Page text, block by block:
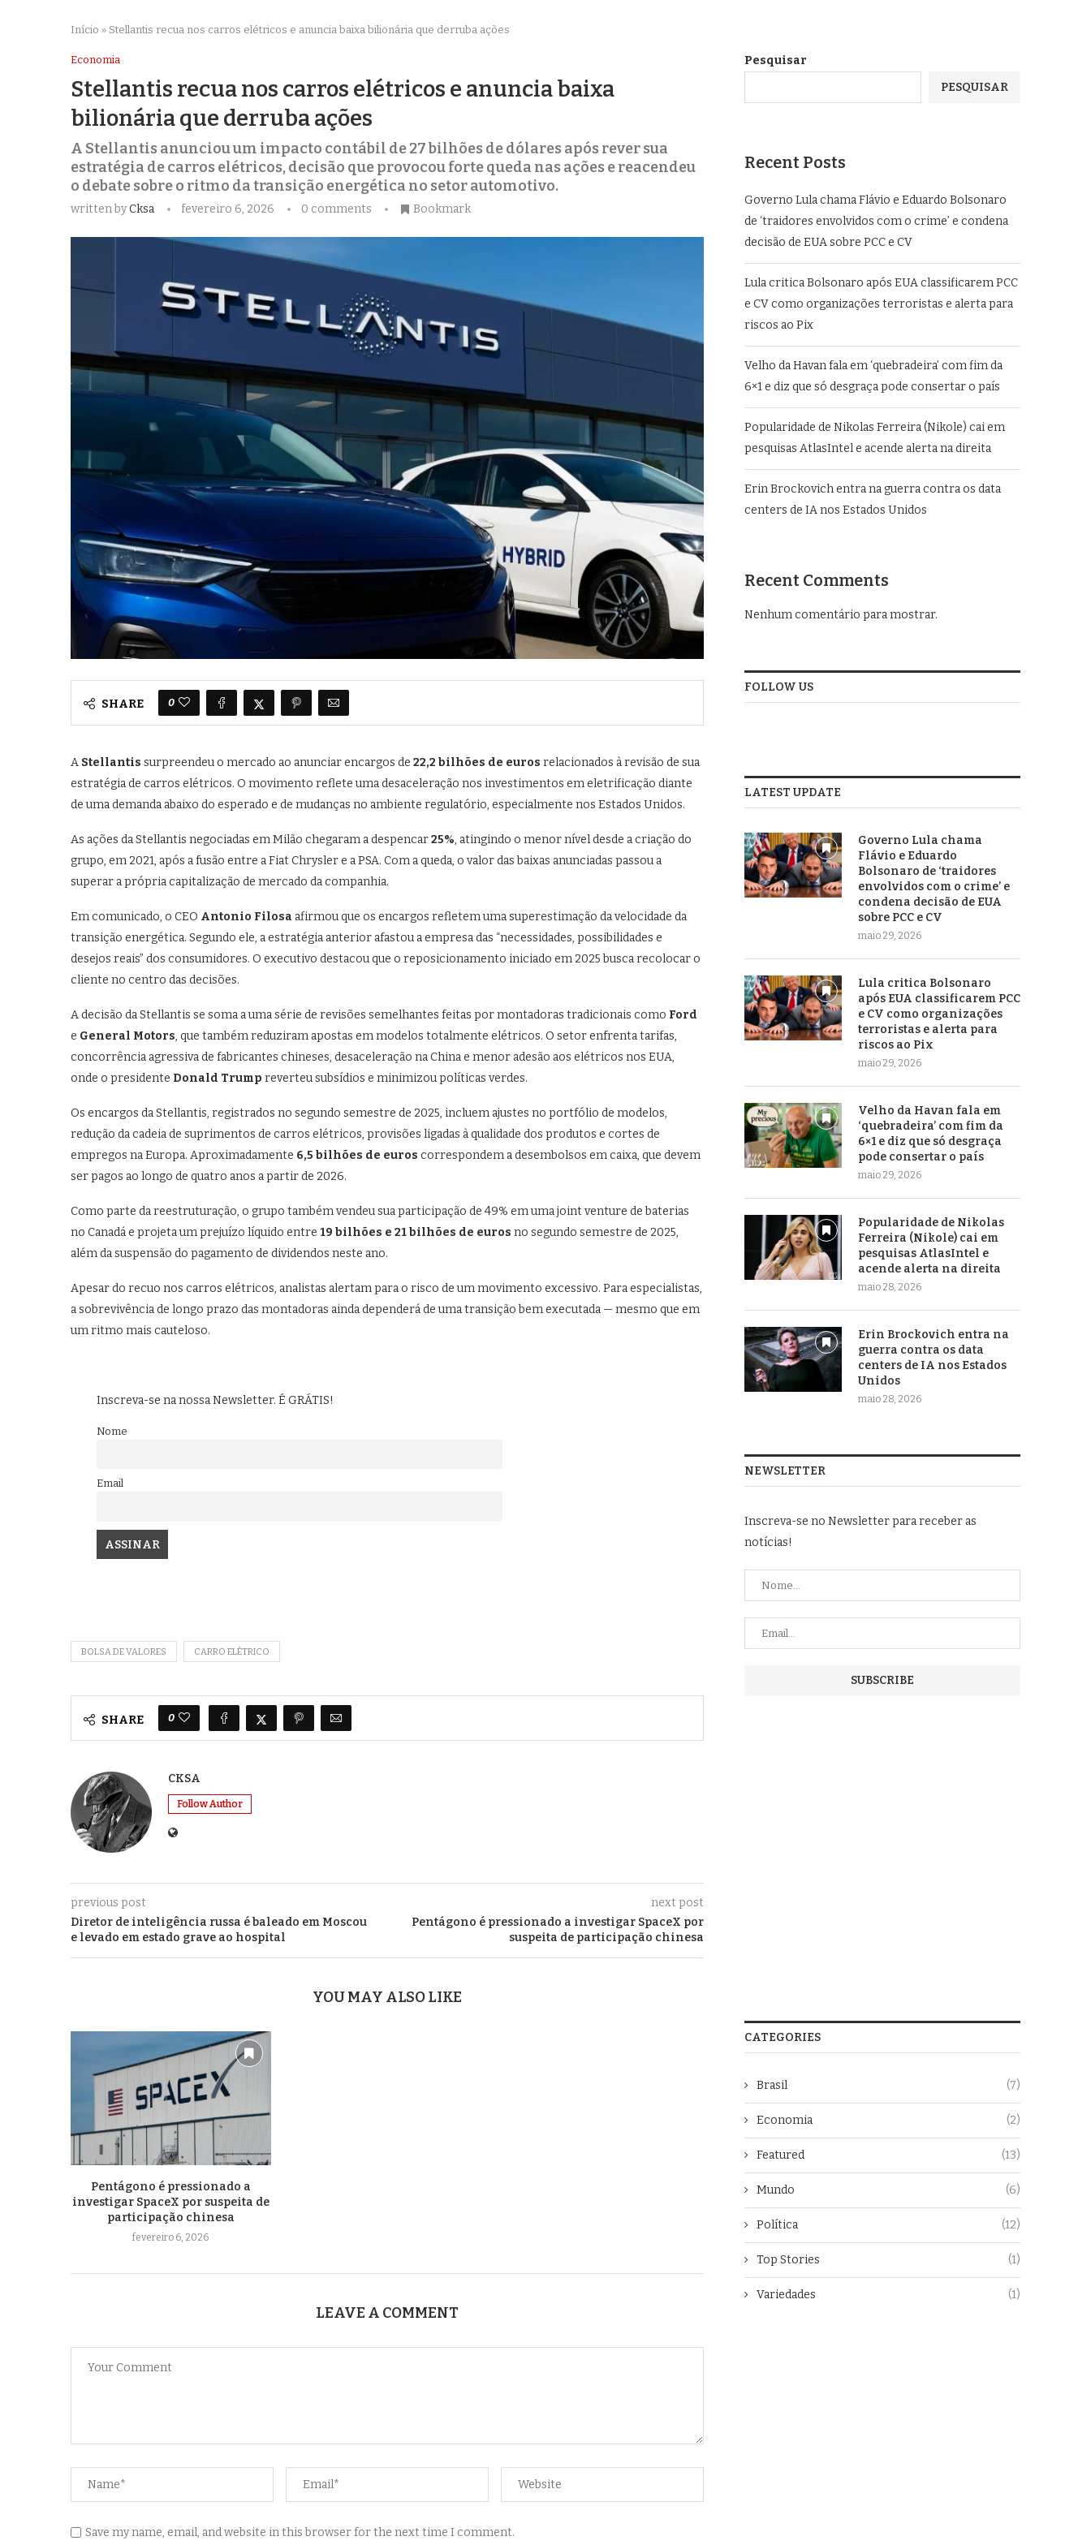
Início » Stellantis recua nos carros elétricos e anuncia baixa bilionária que derruba ações
Economia
Stellantis recua nos carros elétricos e anuncia baixa
bilionária que derruba ações
A Stellantis anunciou um impacto contábil de 27 bilhões de dólares após rever sua
estratégia de carros elétricos, decisão que provocou forte queda nas ações e reacendeu
o debate sobre o ritmo da transição energética no setor automotivo.
written byCksa fevereiro 6, 2026 0 comments Bookmark
SHARE 0
A Stellantis surpreendeu o mercado ao anunciar encargos de 22,2 bilhões de euros relacionados à revisão de sua
estratégia de carros elétricos. O movimento reflete uma desaceleração nos investimentos em eletrificação diante
de uma demanda abaixo do esperado e de mudanças no ambiente regulatório, especialmente nos Estados Unidos.
As ações da Stellantis negociadas em Milão chegaram a despencar25%, atingindo o menor nível desde a criação do
grupo, em 2021, após a fusão entre a Fiat Chrysler e a PSA. Com a queda, o valor das baixas anunciadas passou a
superar a própria capitalização de mercado da companhia.
Em comunicado, o CEO Antonio Filosa afirmou que os encargos refletem uma superestimação da velocidade da
transição energética. Segundo ele, a estratégia anterior afastou a empresa das “necessidades, possibilidades e
desejos reais” dos consumidores. O executivo destacou que o reposicionamento iniciado em 2025 busca recolocar o
cliente no centro das decisões.
A decisão da Stellantis se soma a uma série de revisões semelhantes feitas por montadoras tradicionais como Ford
e General Motors, que também reduziram apostas em modelos totalmente elétricos. O setor enfrenta tarifas,
concorrência agressiva de fabricantes chineses, desaceleração na China e menor adesão aos elétricos nos EUA,
onde o presidente Donald Trump reverteu subsídios e minimizou políticas verdes.
Os encargos da Stellantis, registrados no segundo semestre de 2025, incluem ajustes no portfólio de modelos,
redução da cadeia de suprimentos de carros elétricos, provisões ligadas à qualidade dos produtos e cortes de
empregos na Europa. Aproximadamente 6,5 bilhões de euros correspondem a desembolsos em caixa, que devem
ser pagos ao longo de quatro anos a partir de 2026.
Como parte da reestruturação, o grupo também vendeu sua participação de 49% em uma joint venture de baterias
no Canadá e projeta um prejuízo líquido entre 19 bilhões e 21 bilhões de euros no segundo semestre de 2025,
além da suspensão do pagamento de dividendos neste ano.
Apesar do recuo nos carros elétricos, analistas alertam para o risco de um movimento excessivo. Para especialistas,
a sobrevivência de longo prazo das montadoras ainda dependerá de uma transição bem executada — mesmo que em
um ritmo mais cauteloso.
Inscreva-se na nossa Newsletter. É GRÁTIS!
Nome
Email
BOLSA DE VALORES CARRO ELÉTRICO
SHARE 0
CKSA
Follow Author
previous post
Diretor de inteligência russa é baleado em Moscou
e levado em estado grave ao hospital
next post
Pentágono é pressionado a investigar SpaceX por
suspeita de participação chinesa
YOU MAY ALSO LIKE
Pentágono é pressionado a
investigar SpaceX por suspeita de
participação chinesa
fevereiro 6, 2026
LEAVE A COMMENT
Save my name, email, and website in this browser for the next time I comment.
Pesquisar
PESQUISAR
Recent Posts
Governo Lula chama Flávio e Eduardo Bolsonaro
de ‘traidores envolvidos com o crime’ e condena
decisão de EUA sobre PCC e CV
Lula critica Bolsonaro após EUA classificarem PCC
e CV como organizações terroristas e alerta para
riscos ao Pix
Velho da Havan fala em ‘quebradeira’ com fim da
6×1 e diz que só desgraça pode consertar o país
Popularidade de Nikolas Ferreira (Nikole) cai em
pesquisas AtlasIntel e acende alerta na direita
Erin Brockovich entra na guerra contra os data
centers de IA nos Estados Unidos
Recent Comments
Nenhum comentário para mostrar.
FOLLOW US
LATEST UPDATE
Governo Lula chama
Flávio e Eduardo
Bolsonaro de ‘traidores
envolvidos com o crime’ e
condena decisão de EUA
sobre PCC e CV
maio 29, 2026
Lula critica Bolsonaro
após EUA classificarem PCC
e CV como organizações
terroristas e alerta para
riscos ao Pix
maio 29, 2026
Velho da Havan fala em
‘quebradeira’ com fim da
6×1 e diz que só desgraça
pode consertar o país
maio 29, 2026
Popularidade de Nikolas
Ferreira (Nikole) cai em
pesquisas AtlasIntel e
acende alerta na direita
maio 28, 2026
Erin Brockovich entra na
guerra contra os data
centers de IA nos Estados
Unidos
maio 28, 2026
NEWSLETTER
Inscreva-se no Newsletter para receber as
notícias!
CATEGORIES
Brasil (7)
Economia (2)
Featured (13)
Mundo (6)
Política (12)
Top Stories (1)
Variedades (1)